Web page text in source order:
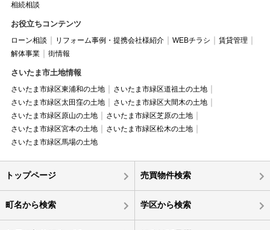
相続相談
お役立ちコンテンツ
ローン相談 リフォーム事例・提携会社様紹介 WEBチラシ
賃貸管理
解体事業
街情報
さいたま市土地情報
さいたま市緑区東浦和の土地
さいたま市緑区道祖土の土地
さいたま市緑区太田窪の土地
さいたま市緑区大間木の土地
さいたま市緑区原山の土地
さいたま市緑区芝原の土地
さいたま市緑区宮本の土地
さいたま市緑区松木の土地
さいたま市緑区馬場の土地
トップページ 売買物件検索
町名から検索 学区から検索